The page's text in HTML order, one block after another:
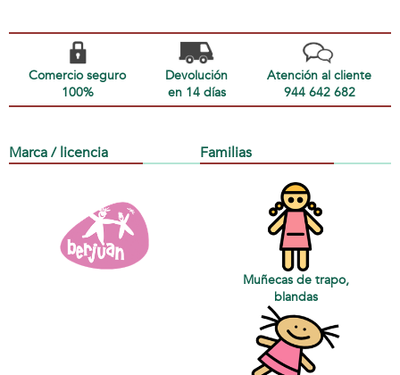
Comercio seguro
100%
Devolución
en 14 días
Atención al cliente
944 642 682
Marca / licencia Familias
Muñecas de trapo,
blandas